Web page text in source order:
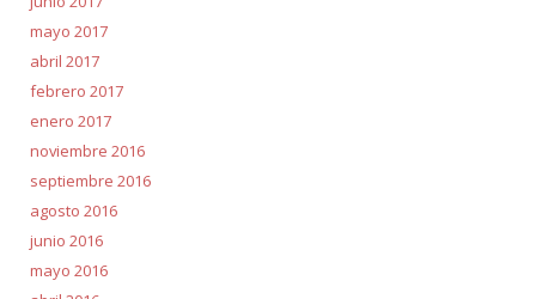
mayo 2017
abril 2017
febrero 2017
enero 2017
noviembre 2016
septiembre 2016
agosto 2016
junio 2016
mayo 2016